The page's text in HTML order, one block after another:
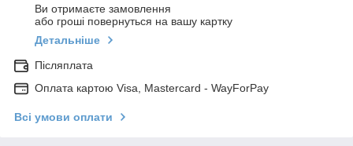
Ви отримаєте замовлення
або гроші повернуться на вашу картку
Детальніше
Післяплата
Оплата картою Visa, Mastercard - WayForPay
Всі умови оплати